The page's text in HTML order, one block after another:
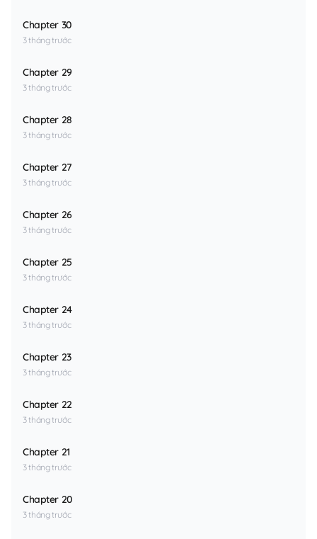
Chapter 30
3 tháng trước
Chapter 29
3 tháng trước
Chapter 28
3 tháng trước
Chapter 27
3 tháng trước
Chapter 26
3 tháng trước
Chapter 25
3 tháng trước
Chapter 24
3 tháng trước
Chapter 23
3 tháng trước
Chapter 22
3 tháng trước
Chapter 21
3 tháng trước
Chapter 20
3 tháng trước